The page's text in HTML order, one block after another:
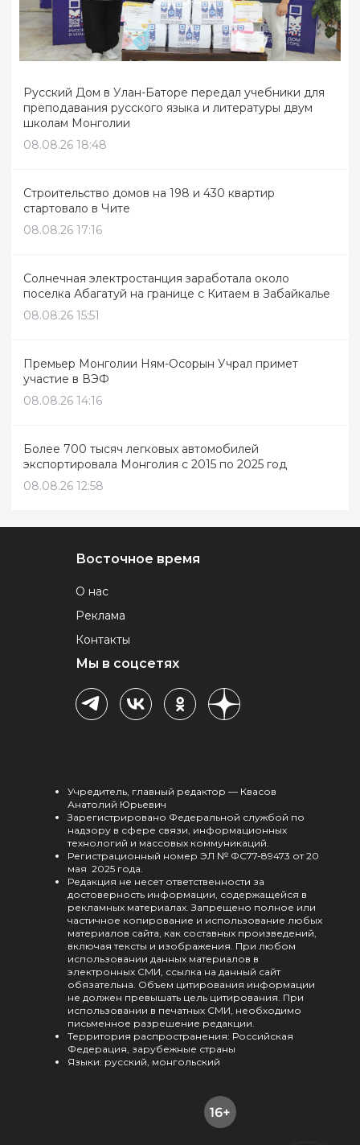
Русский Дом в Улан-Баторе передал учебники для
преподавания русского языка и литературы двум
школам Монголии
08.08.26 18:48
Строительство домов на 198 и 430 квартир
стартовало в Чите
08.08.26 17:16
Солнечная электростанция заработала около
поселка Абагатуй на границе с Китаем в Забайкалье
08.08.26 15:51
Премьер Монголии Ням-Осорын Учрал примет
участие в ВЭФ
08.08.26 14:16
Более 700 тысяч легковых автомобилей
экспортировала Монголия с 2015 по 2025 год
08.08.26 12:58
Восточное время
О нас
Реклама
Контакты
Мы в соцсетях
Учредитель, главный редактор — Квасов
Анатолий Юрьевич
Зарегистрировано Федеральной службой по
надзору в сфере связи, информационных
технологий и массовых коммуникаций.
Регистрационный номер ЭЛ № ФС77-89473 от 20
мая 2025 года.
Редакция не несет ответственности за
достоверность информации, содержащейся в
рекламных материалах. Запрещено полное или
частичное копирование и использование любых
материалов сайта, как составных произведений,
включая тексты и изображения. При любом
использовании данных материалов в
электронных СМИ, ссылка на данный сайт
обязательна. Объем цитирования информации
не должен превышать цель цитирования. При
использовании в печатных СМИ, необходимо
письменное разрешение редакции.
Территория распространения: Российская
Федерация, зарубежные страны
Языки: русский, монгольский